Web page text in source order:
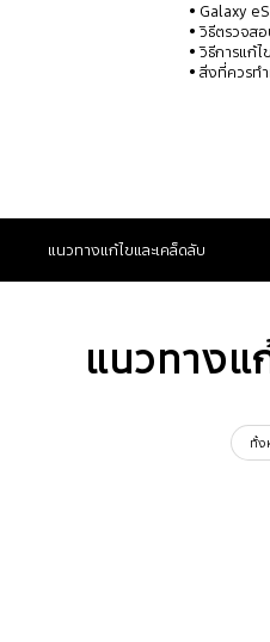
Galaxy
วิธีตรวจส
วิธีการแก้
สิ่งที่ควรท
แนวทางแก้ไขและเคล็ดลับ
แนวทางแ
ทั้ง